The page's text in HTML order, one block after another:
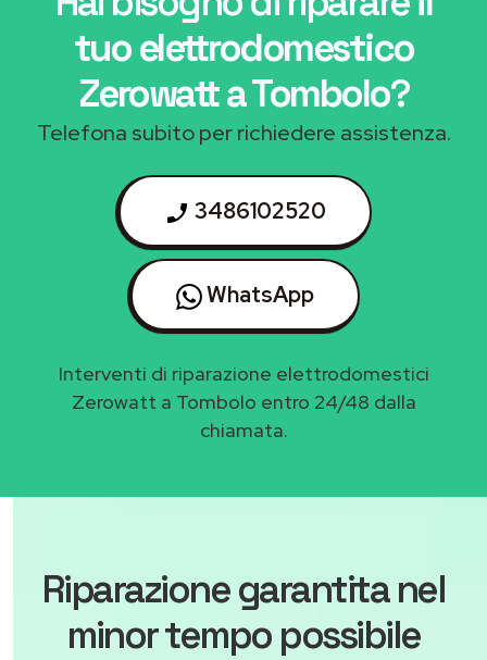
tuo elettrodomestico
Zerowatt a Tombolo?
Telefona subito per richiedere assistenza.
3486102520
WhatsApp
Interventi di riparazione elettrodomestici
Zerowatt a Tombolo entro 24/48 dalla
chiamata.
Riparazione garantita nel
minor tempo possibile